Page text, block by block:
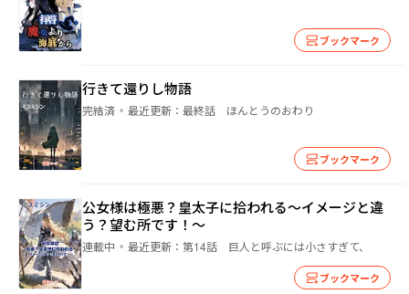
ブックマーク
行きて還りし物語
完結済 最近更新： 最終話 ほんとうのおわり
ブックマーク
公女様は極悪？皇太子に拾われる～イメージと違
う？望む所です！～
連載中 最近更新： 第14話 巨人と呼ぶには小さすぎて、
ブックマーク